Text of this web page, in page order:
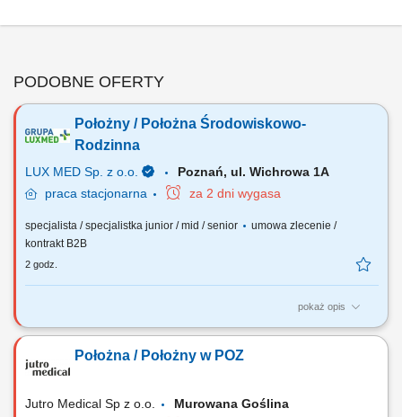
PODOBNE OFERTY
Położny / Położna Środowiskowo-
Rodzinna
LUX MED Sp. z o.o.
Poznań, ul. Wichrowa 1A
praca stacjonarna za 2 dni wygasa
specjalista / specjalistka junior / mid / senior
umowa zlecenie /
kontrakt B2B
2 godz.
pokaż opis
​Zapraszamy do współpracy w Centrum Medycznym LUX MED przy ul.
zatrudnienie w największej grupie medycznej w Polsce; zatrudnienie w
ramach umowy zlecenie lub kontraktu gospodarczego;​ rynkowe
Położna / Położny w POZ
Jutro Medical Sp z o.o.
Murowana Goślina